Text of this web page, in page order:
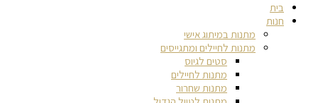
בית
חנות
מתנות במיתוג אישי
מתנות לחיילים ומתגייסים
סטים לגיוס
מתנות לחיילים
מתנות שחרור